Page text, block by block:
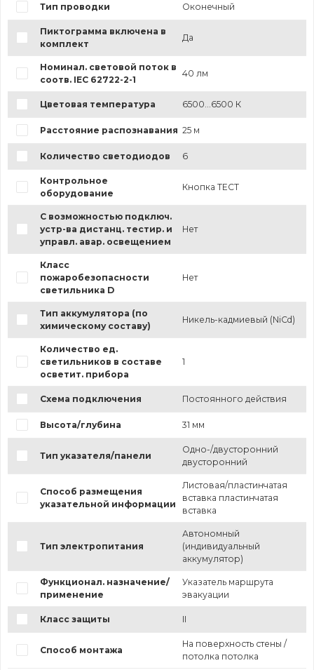
Тип проводки Оконечный
Пиктограмма включена в
комплект
Да
Номинал. световой поток в
соотв. IEC 62722-2-1
40 лм
Цветовая температура 6500...6500 К
Расстояние распознавания 25 м
Количество светодиодов 6
Контрольное
оборудование
Кнопка ТЕСТ
С возможностью подключ.
устр-ва дистанц. тестир. и
управл. авар. освещением
Нет
Класс
пожаробезопасности
светильника D
Нет
Тип аккумулятора (по
химическому составу)
Никель-кадмиевый (NiCd)
Количество ед.
светильников в составе
осветит. прибора
1
Схема подключения Постоянного действия
Высота/глубина 31 мм
Тип указателя/панели
Одно-/двусторонний
двусторонний
Способ размещения
указательной информации
Листовая/пластинчатая
вставка пластинчатая
вставка
Тип электропитания
Автономный
(индивидуальный
аккумулятор)
Функционал. назначение/
применение
Указатель маршрута
эвакуации
Класс защиты II
Способ монтажа
На поверхность стены /
потолка потолка